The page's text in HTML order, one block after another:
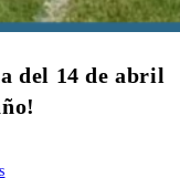
del 14 de abril